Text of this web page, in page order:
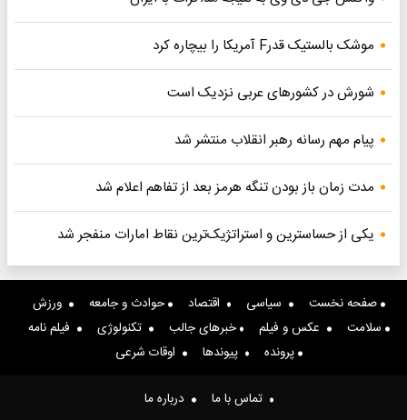
موشک بالستیک قدرF آمریکا را بیچاره کرد
شورش در کشورهای عربی نزدیک است
پیام مهم رسانه رهبر انقلاب منتشر شد
مدت زمان باز بودن تنگه هرمز بعد از تفاهم اعلام شد
یکی از حساسترین و استراتژیک‌ترین نقاط امارات منفجر شد
صفحه نخست سیاسی اقتصاد حوادث و جامعه
ورزش
سلامت
عکس و فیلم خبرهای جالب تکنولوژی
فیلم نامه
پرونده
پیوندها اوقات شرعی
تماس با ما درباره ما